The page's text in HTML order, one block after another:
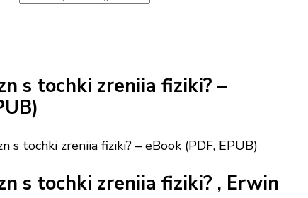
s tochki zreniia fiziki? –
s tochki zreniia fiziki? – eBook (PDF, EPUB)
s tochki zreniia fiziki? , Erwin